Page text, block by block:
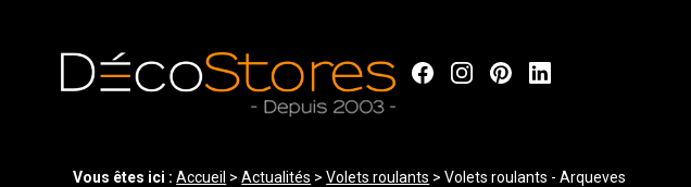
Vous êtes ici : Accueil >Actualités >Volets roulants > Volets roulants - Arqueves